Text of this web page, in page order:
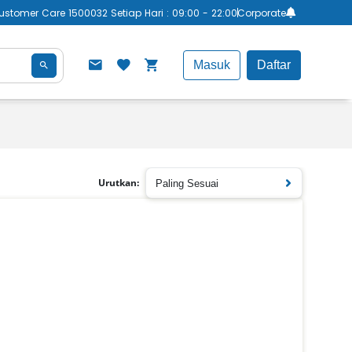
Care 1500032 Setiap Hari : 09:00 - 22:00Corporate
Masuk Daftar
Urutkan: Paling Sesuai